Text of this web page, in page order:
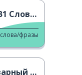
- A
слова/фразы
запас 3